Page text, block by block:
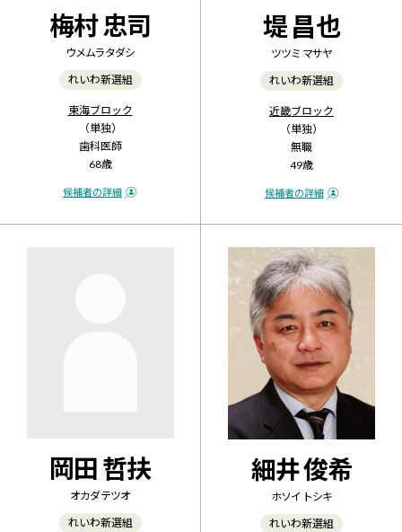
梅村 忠司
ウメムラ タダシ
れいわ新選組
東海ブロック
（単独）
歯科医師
68歳
候補者の詳細
堤 昌也
ツツミ マサヤ
れいわ新選組
近畿ブロック
（単独）
無職
49歳
候補者の詳細
岡田 哲扶
オカダ テツオ
れいわ新選組
細井 俊希
ホソイ トシキ
れいわ新選組